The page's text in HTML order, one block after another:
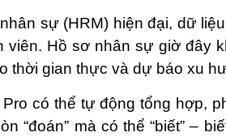
sự (HRM) hiện đại, dữ
viên. Hồ sơ nhân sự giờ đây
thời gian thực và dự báo xu
có thể tự động tổng hợp,
“đoán” mà có thể “biết” –